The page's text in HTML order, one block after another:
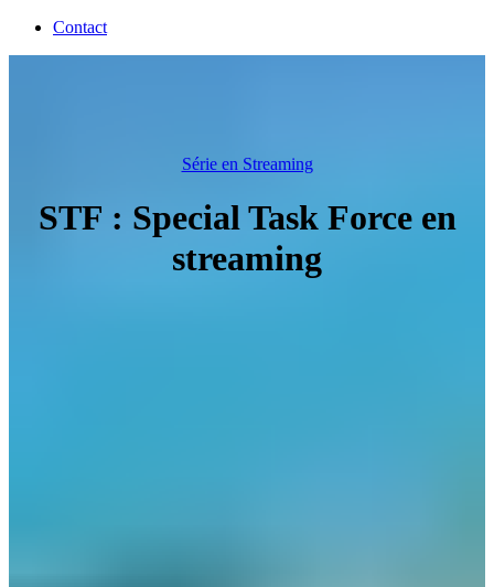
Contact
Série en Streaming
STF : Special Task Force en
streaming